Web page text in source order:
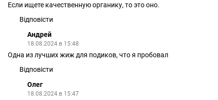
Если ищете качественную органику, то это оно.
Відповісти
Андрей
18.08.2024 в 15:48
Одна из лучших жиж для подиков, что я пробовал
Відповісти
Олег
18.08.2024 в 15:47